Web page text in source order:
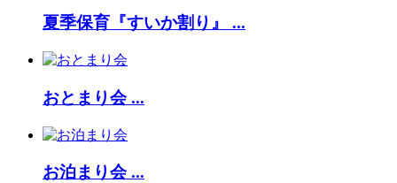
夏季保育『すいか割り』 ...
おとまり会 ...
お泊まり会 ...